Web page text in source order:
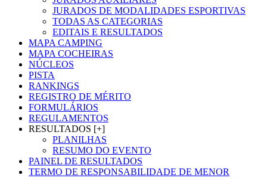
JURADOS DE MODALIDADES ESPORTIVAS
TODAS AS CATEGORIAS
EDITAIS E RESULTADOS
MAPA CAMPING
MAPA COCHEIRAS
NÚCLEOS
PISTA
RANKINGS
REGISTRO DE MÉRITO
FORMULÁRIOS
REGULAMENTOS
RESULTADOS [+]
PLANILHAS
RESUMO DO EVENTO
PAINEL DE RESULTADOS
TERMO DE RESPONSABILIDADE DE MENOR